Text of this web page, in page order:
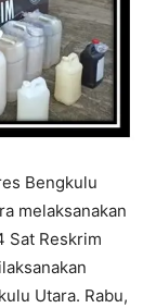
Bengkulu
melaksanakan
Sat Reskrim
Utara. Rabu,